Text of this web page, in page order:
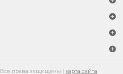
Все права защищены | карта сайта